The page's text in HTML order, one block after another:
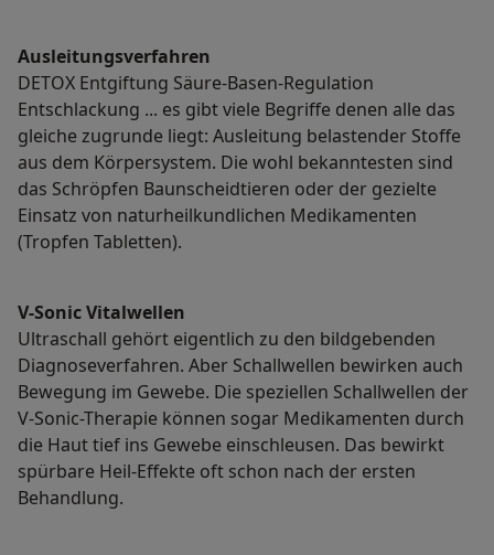
Ausleitungsverfahren
DETOX Entgiftung Säure-Basen-Regulation
Entschlackung ... es gibt viele Begriffe denen alle das
gleiche zugrunde liegt: Ausleitung belastender Stoffe
aus dem Körpersystem. Die wohl bekanntesten sind
das Schröpfen Baunscheidtieren oder der gezielte
Einsatz von naturheilkundlichen Medikamenten
(Tropfen Tabletten).
V-Sonic Vitalwellen
Ultraschall gehört eigentlich zu den bildgebenden
Diagnoseverfahren. Aber Schallwellen bewirken auch
Bewegung im Gewebe. Die speziellen Schallwellen der
V-Sonic-Therapie können sogar Medikamenten durch
die Haut tief ins Gewebe einschleusen. Das bewirkt
spürbare Heil-Effekte oft schon nach der ersten
Behandlung.